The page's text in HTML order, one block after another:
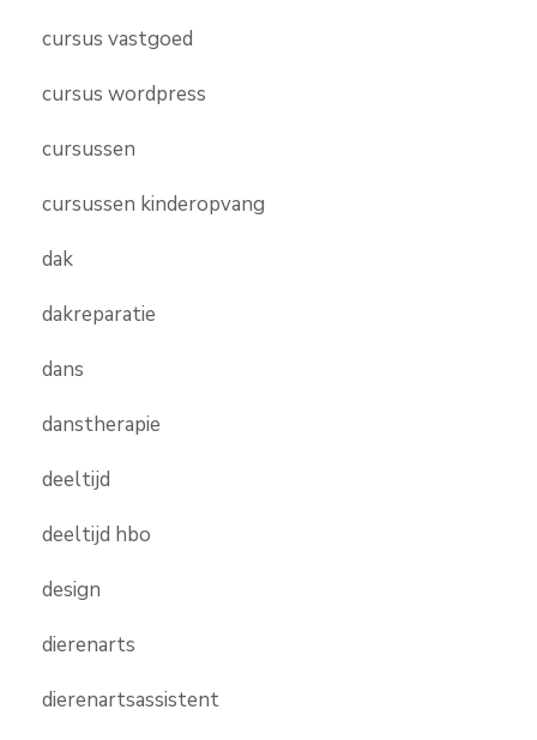
cursus vastgoed
cursus wordpress
cursussen
cursussen kinderopvang
dak
dakreparatie
dans
danstherapie
deeltijd
deeltijd hbo
design
dierenarts
dierenartsassistent